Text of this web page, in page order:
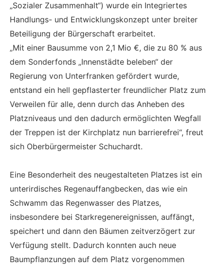
„Sozialer Zusammenhalt“) wurde ein Integriertes
Handlungs- und Entwicklungskonzept unter breiter
Beteiligung der Bürgerschaft erarbeitet.
„Mit einer Bausumme von 2,1 Mio €, die zu 80 % aus
dem Sonderfonds „Innenstädte beleben“ der
Regierung von Unterfranken gefördert wurde,
entstand ein hell gepflasterter freundlicher Platz zum
Verweilen für alle, denn durch das Anheben des
Platzniveaus und den dadurch ermöglichten Wegfall
der Treppen ist der Kirchplatz nun barrierefrei“, freut
sich Oberbürgermeister Schuchardt.
Eine Besonderheit des neugestalteten Platzes ist ein
unterirdisches Regenauffangbecken, das wie ein
Schwamm das Regenwasser des Platzes,
insbesondere bei Starkregenereignissen, auffängt,
speichert und dann den Bäumen zeitverzögert zur
Verfügung stellt. Dadurch konnten auch neue
Baumpflanzungen auf dem Platz vorgenommen